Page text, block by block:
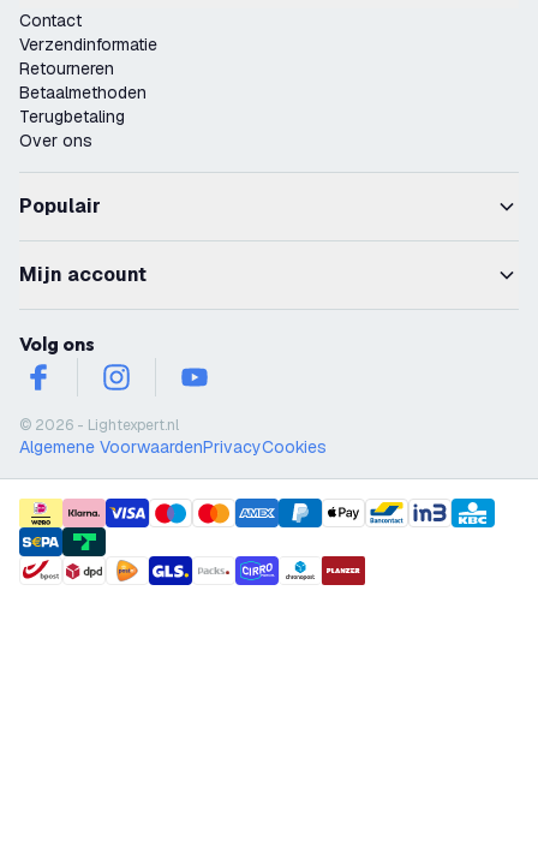
Contact
Verzendinformatie
Retourneren
Betaalmethoden
Terugbetaling
Over ons
Populair
Mijn account
Volg ons
facebookinstagramyoutube
© 2026 - Lightexpert.nl
Algemene VoorwaardenPrivacyCookies
payment methods
shipment methods